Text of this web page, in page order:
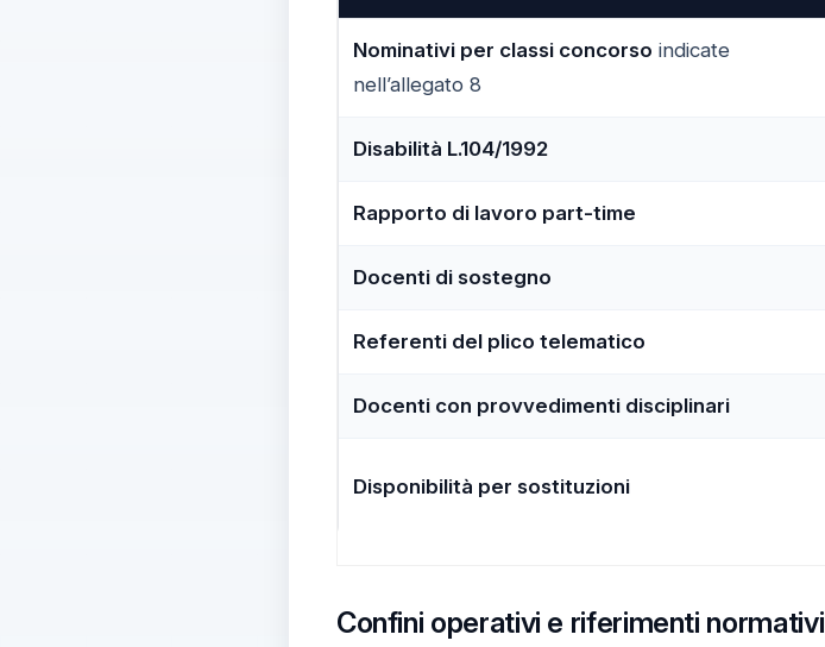
Nominativi per classi concorso indicate
nell’allegato 8
Disabilità L.104/1992
Rapporto di lavoro part-time
Docenti di sostegno
Referenti del plico telematico
Docenti con provvedimenti disciplinari
Disponibilità per sostituzioni
Confini operativi e riferimenti normativi